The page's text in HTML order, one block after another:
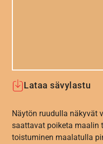
Lataa sävylastu
Näytön ruudulla näkyvät
saattavat poiketa maalin
toistuminen maalatulla